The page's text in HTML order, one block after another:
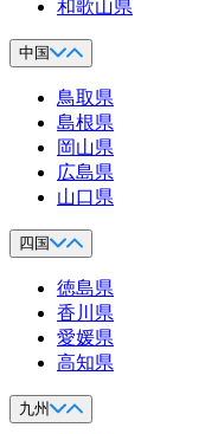
和歌山県
中国
鳥取県
島根県
岡山県
広島県
山口県
四国
徳島県
香川県
愛媛県
高知県
九州